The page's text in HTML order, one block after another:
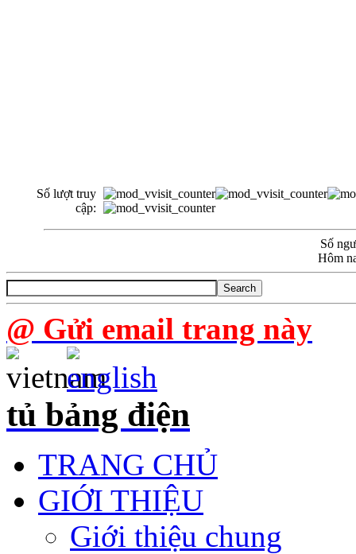
Số lượt truy
cập:
Số
Hôm
@ Gửi email trang này
tủ bảng điện
TRANG CHỦ
GIỚI THIỆU
Giới thiệu chung